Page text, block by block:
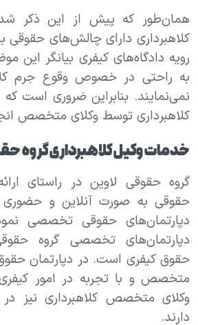
همان‌طور که پیش از این ذکر
کلاهبرداری دارای چالش‌های حقوقی
رویه دادگاه‌های کیفری بیانگر
به راحتی در خصوص وقوع جرم
نمی‌نمایند. بنابراین ضروری است
کلاهبرداری توسط وکلای متخصص
خدمات وکیل کلاهبرداری گروه
گروه حقوقی لاوین در راستای
حقوقی به صورت آنلاین و
دپارتمان‌های حقوقی تخصصی
دپارتمان‌های تخصصی گروه
حقوق کیفری است. در دپارتمان
متخصص و با تجربه در امور
وکلای متخصص کلاهبرداری نیز در
دارند.